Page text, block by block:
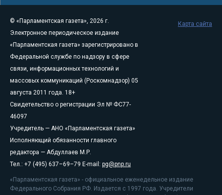
© «Парламентская газета», 2026 г.
Электронное периодическое издание
«Парламентская газета» зарегистрировано в
Федеральной службе по надзору в сфере
связи, информационных технологий и
массовых коммуникаций (Роскомнадзор) 05
августа 2011 года. 18+
Свидетельство о регистрации Эл № ФС77-
46097
Учредитель — АНО «Парламентская газета»
Исполняющий обязанности главного
редактора — Абдуллаев М.Р.
Тел.: +7 (495) 637–69–79 E-mail: pg@pnp.ru
«Парламентская газета» - официальное еженедельное издание
Федерального Собрания РФ. Издается с 1997 года. Учредители
Карта сайта